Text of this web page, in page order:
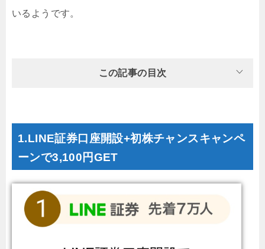
いるようです。
この記事の目次
1.LINE証券口座開設+初株チャンスキャンペ
ーンで3,100円GET